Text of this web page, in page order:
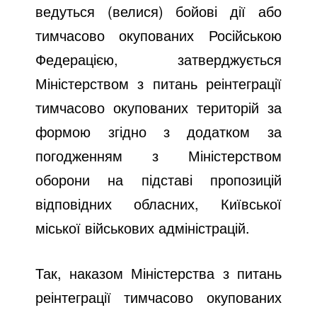
ведуться (велися) бойові дії або
тимчасово окупованих Російською
Федерацією, затверджується
Міністерством з питань реінтеграції
тимчасово окупованих територій за
формою згідно з додатком за
погодженням з Міністерством
оборони на підставі пропозицій
відповідних обласних, Київської
міської військових адміністрацій.
Так, наказом Міністерства з питань
реінтеграції тимчасово окупованих